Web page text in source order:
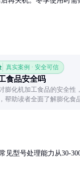
真实案例 · 安全可信
食品安全吗
膨化机加工食品的安全性
帮助读者全面了解膨化食
见型号处理能力从30-